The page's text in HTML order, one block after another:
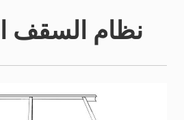
نظام السقف